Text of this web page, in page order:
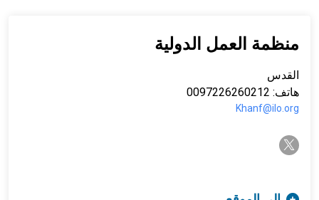
منظمة العمل الدولية
القدس
هاتف: 0097226260212
Khanf@ilo.org
twitter-x